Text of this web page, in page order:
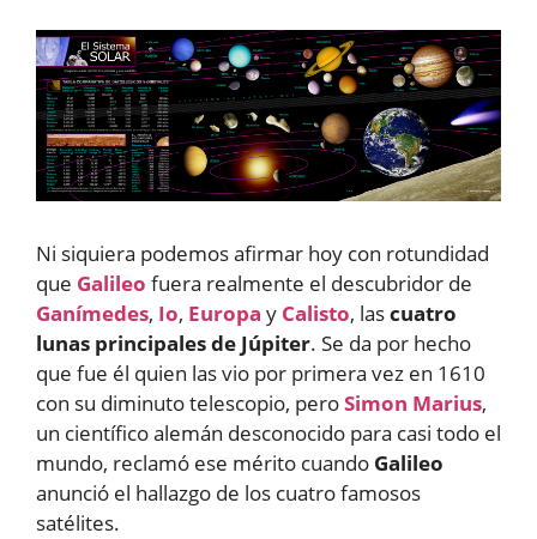
Ni siquiera podemos afirmar hoy con rotundidad
que Galileo fuera realmente el descubridor de
Ganímedes, Io, Europa y Calisto, lascuatro
lunas principales de Júpiter. Se da por hecho
que fue él quien las vio por primera vez en 1610
con su diminuto telescopio, peroSimon Marius,
un científico alemán desconocido para casi todo el
mundo, reclamó ese mérito cuando Galileo
anunció el hallazgo de los cuatro famosos
satélites.